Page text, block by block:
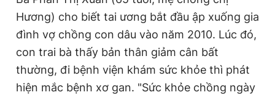
Giấy phép xuất bản số 110/GP - BTTTT cấp ngày 24.3.2020
© 2003-2026 Bản quyền thuộc về Báo Thanh Niên. Cấm sao
chép dưới mọi hình thức nếu không có sự chấp thuận bằng văn
Hương) cho biết tai ương bắt đầu ập xuống gia
đình vợ chồng con dâu vào năm 2010. Lúc đó,
con trai bà thấy bản thân giảm cân bất
thường, đi bệnh viện khám sức khỏe thì phát
hiện mắc bệnh xơ gan. "Sức khỏe chồng ngày